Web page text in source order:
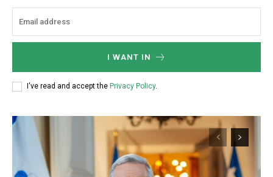
I WANT IN
I've read and accept the Privacy Policy.